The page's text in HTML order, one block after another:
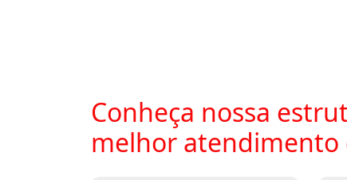
Conheça nossa
melhor atendimento